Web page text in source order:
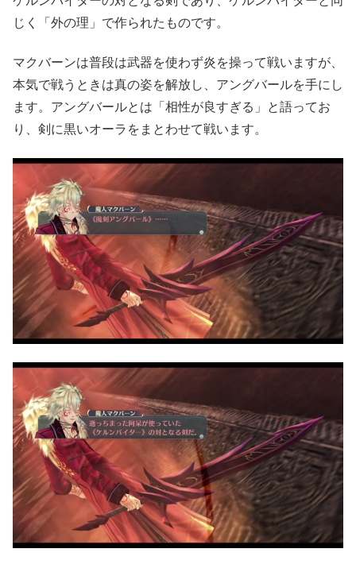
じく「外の理」で作られたものです。
マクバーンは普段は武器を使わず炎を操って戦いますが、
本気で戦うときは真の姿を解放し、アングバールを手にし
ます。アングバールとは「相性が良すぎる」と語ってお
り、剣に黒いオーラをまとわせて戦います。